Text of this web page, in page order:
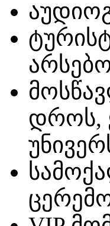
დროს,